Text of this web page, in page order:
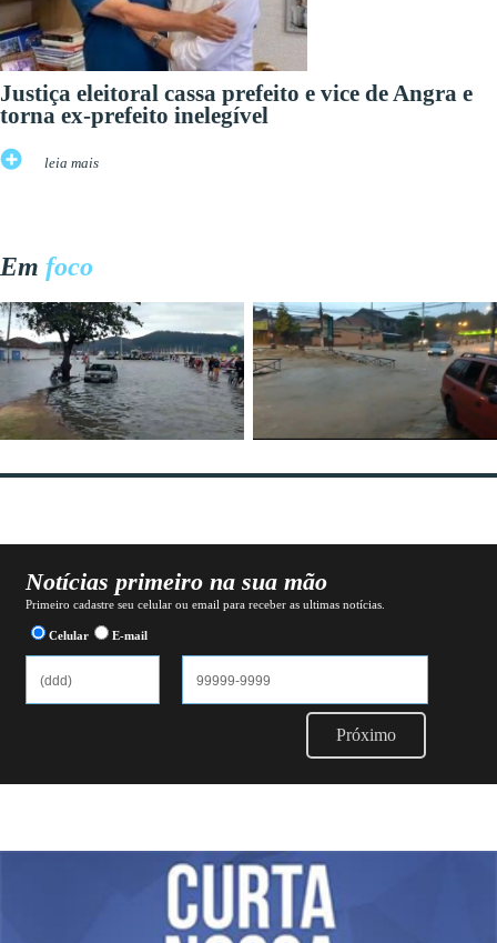
Justiça eleitoral cassa prefeito e vice de Angra e
torna ex-prefeito inelegível
leia mais
Em foco
Notícias primeiro na sua mão
Primeiro cadastre seu celular ou email para receber as ultimas notícias.
Celular E-mail
Próximo